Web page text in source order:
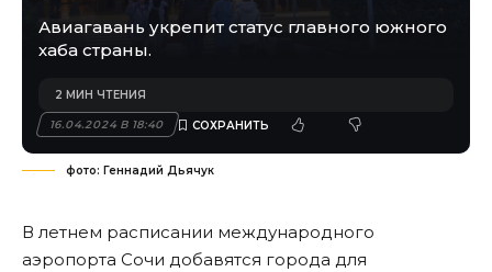
Авиагавань укрепит статус главного южного
хаба страны.
16.04.2024 В 18:40
2 МИН ЧТЕНИЯ
фото: Геннадий Дьячук
В летнем расписании международного
аэропорта Сочи добавятся города для